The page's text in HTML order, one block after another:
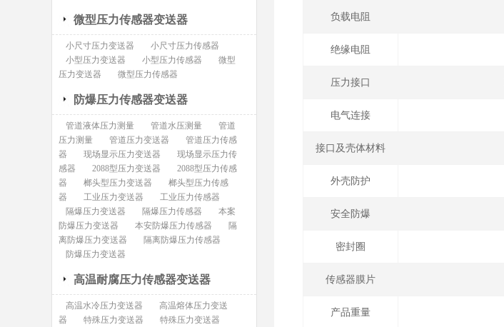
负载电阻
绝缘电阻
压力接口
电气连接
接口及壳体材料
外壳防护
安全防爆
密封圈
传感器膜片
产品重量
微型压力传感器变送器
小尺寸压力变送器
小尺寸压力传感器
小型压力变送器
小型压力传感器
微型
压力变送器
微型压力传感器
防爆压力传感器变送器
管道液体压力测量 管道水压测量
管道
压力测量
管道压力变送器
管道压力传感
器
现场显示压力变送器
现场显示压力传
感器
2088型压力变送器
2088型压力传感
器
榔头型压力变送器
榔头型压力传感
器
工业压力变送器
工业压力传感器
隔爆压力变送器
隔爆压力传感器
本案
防爆压力变送器
本安防爆压力传感器
隔
离防爆压力变送器
隔离防爆压力传感器
防爆压力变送器
高温耐腐压力传感器变送器
高温水冷压力变送器
高温熔体压力变送
器
特殊压力变送器
特殊压力变送器